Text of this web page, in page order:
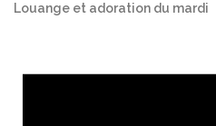
Louange et adoration du mardi